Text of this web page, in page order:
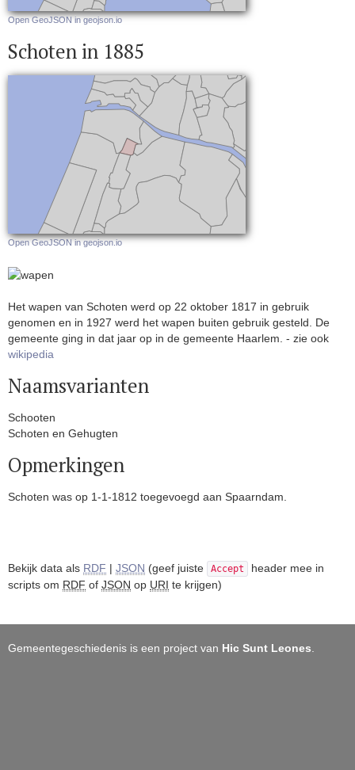
Open GeoJSON in geojson.io
Schoten in 1885
Open GeoJSON in geojson.io
Het wapen van Schoten werd op 22 oktober 1817 in gebruik
genomen en in 1927 werd het wapen buiten gebruik gesteld. De
gemeente ging in dat jaar op in de gemeente Haarlem. - zie ook
wikipedia
Naamsvarianten
Schooten
Schoten en Gehugten
Opmerkingen
Schoten was op 1-1-1812 toegevoegd aan Spaarndam.
Bekijk data als RDF | JSON (geef juiste Accept
header mee in
scripts om RDF of JSON op URI te krijgen)
Gemeentegeschiedenis is een project van Hic Sunt Leones.